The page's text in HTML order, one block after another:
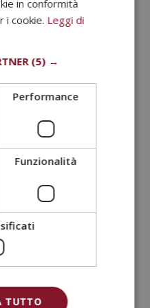
Medica
in conformità
i cookie. Leggi di
(5) →
Performance
Funzionalità
TUTTO